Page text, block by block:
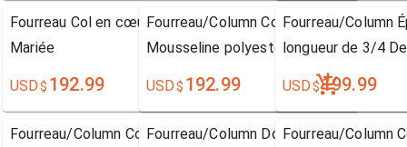
Fourreau Col en cœur Sans manches Robe de
Mariée
USD$ 192.99
Fourreau/Column Col en V Balayage /
Mousseline polyester Robe de Mariée
USD$ 192.99
Fourreau/Column
longueur de 3/4
USD$199.99
Fourreau/Column Col en V Traîne moyenne
Fourreau/Column Dos nu Balayage /
Fourreau/Column